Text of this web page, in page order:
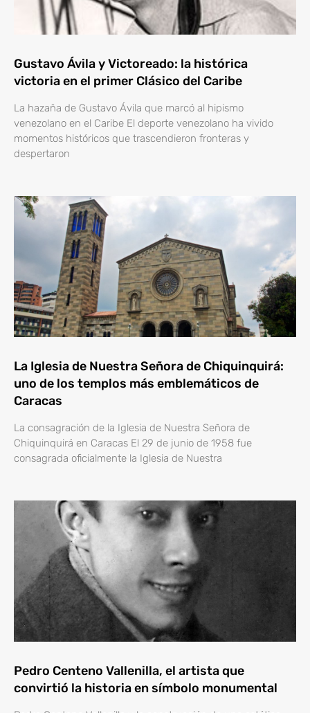
Gustavo Ávila y Victoreado: la histórica
victoria en el primer Clásico del Caribe
La hazaña de Gustavo Ávila que marcó al hipismo
venezolano en el Caribe El deporte venezolano ha vivido
momentos históricos que trascendieron fronteras y
despertaron
La Iglesia de Nuestra Señora de Chiquinquirá:
uno de los templos más emblemáticos de
Caracas
La consagración de la Iglesia de Nuestra Señora de
Chiquinquirá en Caracas El 29 de junio de 1958 fue
consagrada oficialmente la Iglesia de Nuestra
Pedro Centeno Vallenilla, el artista que
convirtió la historia en símbolo monumental